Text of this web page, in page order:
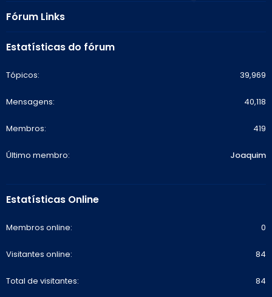
Fórum Links
Estatísticas do fórum
Tópicos 39,969
Mensagens 40,118
Membros 419
Último membro Joaquim
Estatísticas Online
Membros online 0
Visitantes online 84
Total de visitantes 84